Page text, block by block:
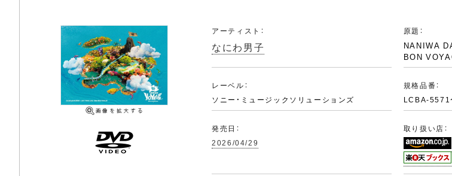
アーティスト：
なにわ男子
原題：
NANIWA
BON
レーベル：
ソニー・ミュージックソリューションズ
規格品番：
LCBA-5571
発売日：
2026/04/29
取り扱い店：